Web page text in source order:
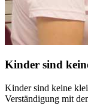
Kinder sind
Kinder sind keine
Verständigung mit